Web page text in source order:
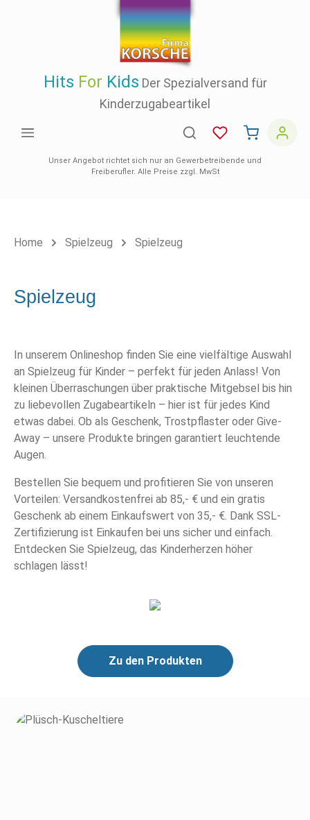
Hits For Kids Der Spezialversand für
Kinderzugabeartikel
Unser Angebot richtet sich nur an Gewerbetreibende und
Freiberufler. Alle Preise zzgl. MwSt
Home Spielzeug Spielzeug
Spielzeug
In unserem Onlineshop finden Sie eine vielfältige Auswahl
an Spielzeug für Kinder – perfekt für jeden Anlass! Von
kleinen Überraschungen über praktische Mitgebsel bis hin
zu liebevollen Zugabeartikeln – hier ist für jedes Kind
etwas dabei. Ob als Geschenk, Trostpflaster oder Give-
Away – unsere Produkte bringen garantiert leuchtende
Augen.
Bestellen Sie bequem und profitieren Sie von unseren
Vorteilen: Versandkostenfrei ab 85,- € und ein gratis
Geschenk ab einem Einkaufswert von 35,- €. Dank SSL-
Zertifizierung ist Einkaufen bei uns sicher und einfach.
Entdecken Sie Spielzeug, das Kinderherzen höher
schlagen lässt!
Zu den Produkten